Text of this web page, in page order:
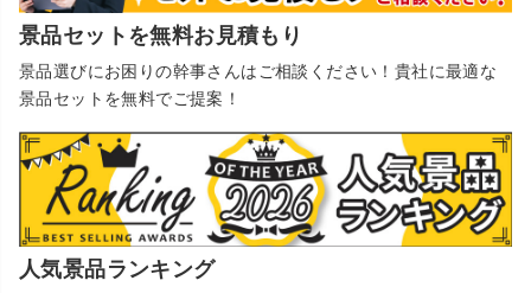
景品セットを無料お見積もり
景品選びにお困りの幹事さんはご相談ください！貴社に最適な
景品セットを無料でご提案！
人気景品ランキング